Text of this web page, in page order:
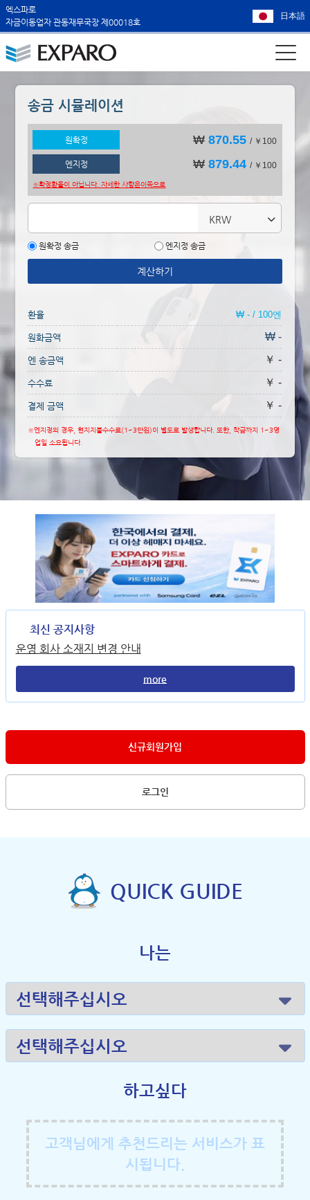
엑스파로
자금이동업자 관동재무국장 제00018호
日本語
송금 시뮬레이션
원확정 ₩870.55 / ￥100
엔지정 ₩879.44 / ￥100
※확정환율이 아닙니다. 자세한 사항은이쪽으로
KRW
원확정 송금 엔지정 송금
계산하기
환율 ₩ - / 100엔
원화금액 ₩ -
엔 송금액 ￥ -
수수료 ￥ -
결제 금액 ￥ -
※엔지정의 경우, 현지지불수수료(1~3만원)이 별도로 발생합니다. 또한, 착금까지 1~3영
업일 소요됩니다.
최신 공지사항
운영 회사 소재지 변경 안내
more
신규회원가입
로그인
QUICK GUIDE
나는
하고싶다
고객님에게 추천드리는 서비스가 표
시됩니다.